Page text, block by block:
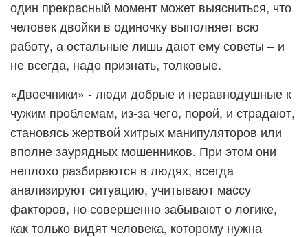
один прекрасный момент может выясниться, что
человек двойки в одиночку выполняет всю
работу, а остальные лишь дают ему советы – и
не всегда, надо признать, толковые.
«Двоечники» - люди добрые и неравнодушные к
чужим проблемам, из-за чего, порой, и страдают,
становясь жертвой хитрых манипуляторов или
вполне заурядных мошенников. При этом они
неплохо разбираются в людях, всегда
анализируют ситуацию, учитывают массу
факторов, но совершенно забывают о логике,
как только видят человека, которому нужна